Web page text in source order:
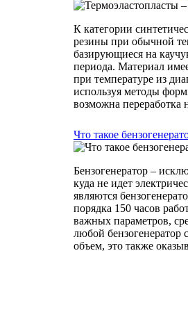
К категории
резины при обычной
базирующиеся на
периода. Материал
при температуре из
используя методы
возможна переработка
Что такое
Бензогенератор –
куда не идет
являются
порядка 150 часов
важных параметров,
любой бензогенератор
объем, это также